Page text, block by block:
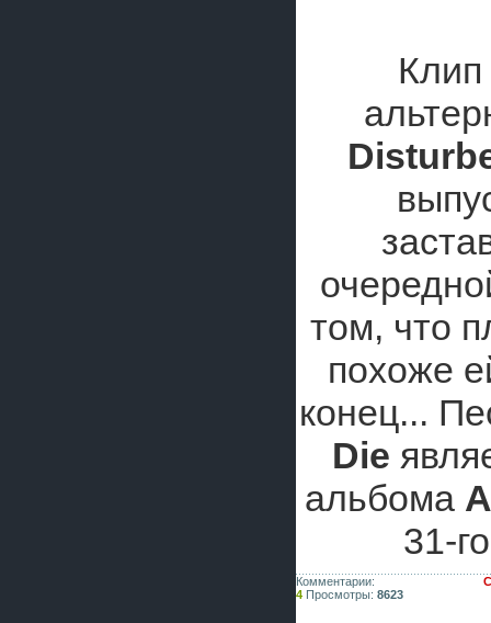
том, что
похоже
конец...
Die
альбома
31-
Комментарии:
4 Просмотры: 8623